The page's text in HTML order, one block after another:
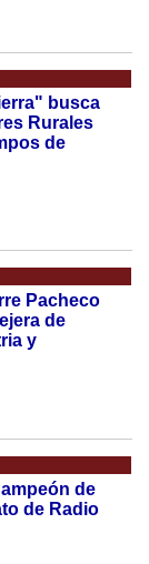
busca
Rurales
de
Pacheco
de
y
de
de Radio